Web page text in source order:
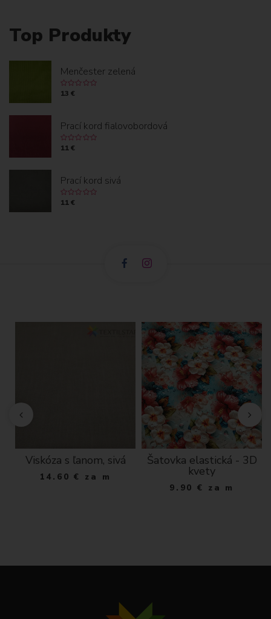
Top Produkty
Menčester zelená
13 €
Prací kord fialovobordová
11 €
Prací kord sivá
11 €
Viskóza s ľanom, sivá
14.60 € za m
Šatovka elastická - 3D
kvety
9.90 € za m